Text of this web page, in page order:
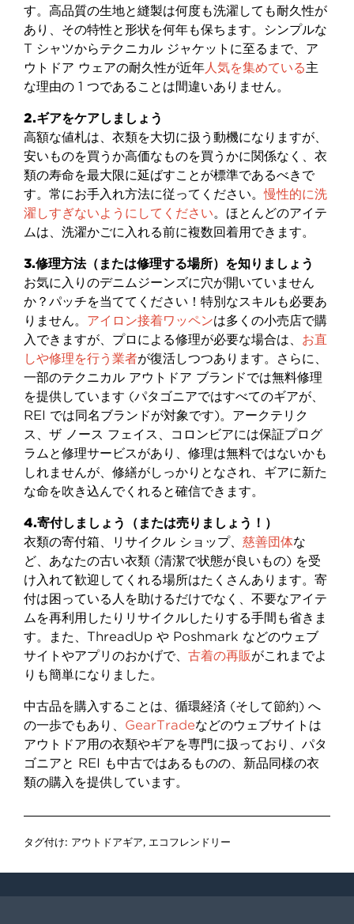
す。高品質の生地と縫製は何度も洗濯しても耐久性が
あり、その特性と形状を何年も保ちます。シンプルな
T シャツからテクニカル ジャケットに至るまで、ア
ウトドア ウェアの耐久性が近年人気を集めている主
な理由の 1 つであることは間違いありません。
2.ギアをケアしましょう
高額な値札は、衣類を大切に扱う動機になりますが、
安いものを買うか高価なものを買うかに関係なく、衣
類の寿命を最大限に延ばすことが標準であるべきで
す。常にお手入れ方法に従ってください。慢性的に洗
濯しすぎないようにしてください。ほとんどのアイテ
ムは、洗濯かごに入れる前に複数回着用できます。
3.修理方法（または修理する場所）を知りましょう
お気に入りのデニムジーンズに穴が開いていません
か？パッチを当ててください！特別なスキルも必要あ
りません。 アイロン接着ワッペンは多くの小売店で購
入できますが、プロによる修理が必要な場合は、 お直
しや修理を行う業者が復活しつつあります。さらに、
一部のテクニカル アウトドア ブランドでは無料修理
を提供しています (パタゴニアではすべてのギアが、
REI では同名ブランドが対象です)。アークテリク
ス、ザ ノース フェイス、コロンビアには保証プログ
ラムと修理サービスがあり、修理は無料ではないかも
しれませんが、修繕がしっかりとなされ、ギアに新た
な命を吹き込んでくれると確信できます。
4.寄付しましょう（または売りましょう！）
衣類の寄付箱、リサイクル ショップ、 慈善団体な
ど、あなたの古い衣類 (清潔で状態が良いもの) を受
け入れて歓迎してくれる場所はたくさんあります。寄
付は困っている人を助けるだけでなく、不要なアイテ
ムを再利用したりリサイクルしたりする手間も省きま
す。また、ThreadUp や Poshmark などのウェブ
サイトやアプリのおかげで、 古着の再販がこれまでよ
りも簡単になりました。
中古品を購入することは、循環経済 (そして節約) へ
の一歩でもあり、 GearTradeなどのウェブサイトは
アウトドア用の衣類やギアを専門に扱っており、パタ
ゴニアと REI も中古ではあるものの、新品同様の衣
類の購入を提供しています。
タグ付け: アウトドアギア, エコフレンドリー